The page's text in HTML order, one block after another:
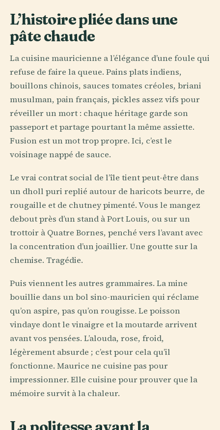
L’histoire pliée dans une
pâte chaude
La cuisine mauricienne a l’élégance d’une foule qui
refuse de faire la queue. Pains plats indiens,
bouillons chinois, sauces tomates créoles, briani
musulman, pain français, pickles assez vifs pour
réveiller un mort : chaque héritage garde son
passeport et partage pourtant la même assiette.
Fusion est un mot trop propre. Ici, c’est le
voisinage nappé de sauce.
Le vrai contrat social de l’île tient peut-être dans
un dholl puri replié autour de haricots beurre, de
rougaille et de chutney pimenté. Vous le mangez
debout près d’un stand à Port Louis, ou sur un
trottoir à Quatre Bornes, penché vers l’avant avec
la concentration d’un joaillier. Une goutte sur la
chemise. Tragédie.
Puis viennent les autres grammaires. La mine
bouillie dans un bol sino-mauricien qui réclame
qu’on aspire, pas qu’on rougisse. Le poisson
vindaye dont le vinaigre et la moutarde arrivent
avant vos pensées. L’alouda, rose, froid,
légèrement absurde ; c’est pour cela qu’il
fonctionne. Maurice ne cuisine pas pour
impressionner. Elle cuisine pour prouver que la
mémoire survit à la chaleur.